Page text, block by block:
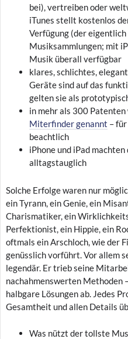
bei), vertreiben oder
iTunes stellt kostenlos
Verfügung (der
Musiksammlungen; mit
Musik überall verfügbar
klares, schlichtes,
Geräte sind auf das
gelten sie als
in mehr als 300
Miterfinder genannt –
beachtlich
iPhone und iPad
alltagstauglich
Solche Erfolge waren nur
ein Tyrann, ein Genie, ein
Charismatiker, ein
Perfektionist, ein Hippie, ein
oftmals ein Arschloch, wie der
genüsslich vorführt. Vor allem
legendär. Er trieb seine
nachahmenswerten Methoden
halbgare Lösungen ab. Jedes
Gesamtheit und allen Details
Was nützt der tollste